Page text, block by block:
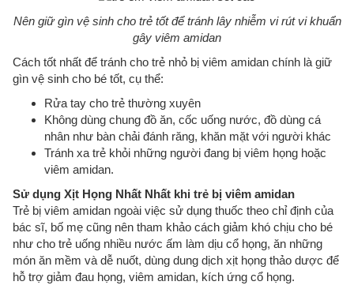
Nên giữ gìn vệ sinh cho trẻ tốt để tránh lây nhiễm vi rút vi khuẩn
gây viêm amidan
Cách tốt nhất để tránh cho trẻ nhỏ bị viêm amidan chính là giữ
gìn vệ sinh cho bé tốt, cụ thể:
Rửa tay cho trẻ thường xuyên
Không dùng chung đồ ăn, cốc uống nước, đồ dùng cá
nhân như bàn chải đánh răng, khăn mặt với người khác
Tránh xa trẻ khỏi những người đang bị viêm họng hoặc
viêm amidan.
Sử dụng Xịt Họng Nhất Nhất khi trẻ bị viêm amidan
Trẻ bị viêm amidan ngoài việc sử dụng thuốc theo chỉ định của
bác sĩ, bố mẹ cũng nên tham khảo cách giảm khó chịu cho bé
như cho trẻ uống nhiều nước ấm làm dịu cổ họng, ăn những
món ăn mềm và dễ nuốt, dùng dung dịch xịt họng thảo dược để
hỗ trợ giảm đau họng, viêm amidan, kích ứng cổ họng.